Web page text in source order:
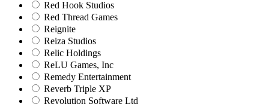
Red Hook Studios
Red Thread Games
Reignite
Reiza Studios
Relic Holdings
ReLU Games, Inc
Remedy Entertainment
Reverb Triple XP
Revolution Software Ltd